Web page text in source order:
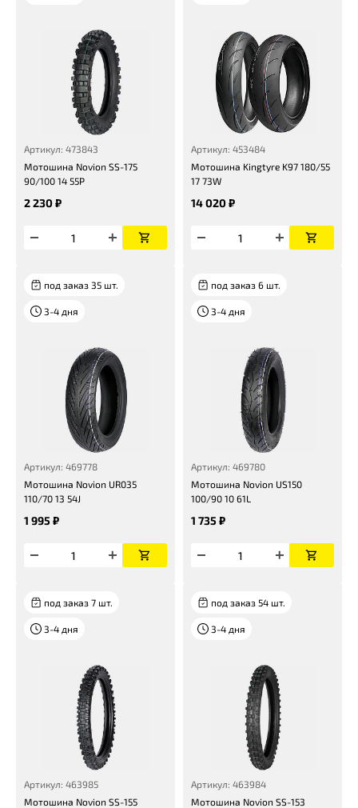
Артикул: 473843
Мотошина Novion SS-175
90/100 14 55P
2 230 ₽
Артикул: 453484
Мотошина Kingtyre K97 180/55
17 73W
14 020 ₽
под заказ 35 шт.
3-4 дня
Артикул: 469778
Мотошина Novion UR035
110/70 13 54J
1 995 ₽
под заказ 6 шт.
3-4 дня
Артикул: 469780
Мотошина Novion US150
100/90 10 61L
1 735 ₽
под заказ 7 шт.
3-4 дня
Артикул: 463985
Мотошина Novion SS-155
под заказ 54 шт.
3-4 дня
Артикул: 463984
Мотошина Novion SS-153